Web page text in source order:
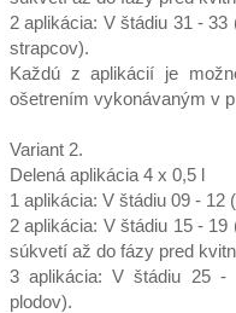
2 aplikácia: V štádiu 31 -
strapcov).
Každú z aplikácií je
ošetrením vykonávaným v
Variant 2.
Delená aplikácia 4 x 0,5 l
1 aplikácia: V štádiu 09 -
2 aplikácia: V štádiu 15 -
súkvetí až do fázy pred
3 aplikácia: V štádiu 25 -
plodov).